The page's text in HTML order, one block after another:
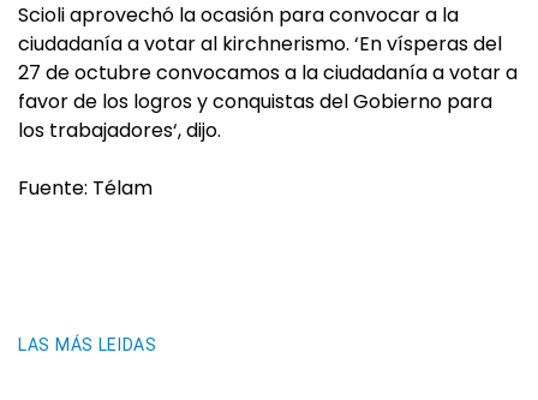
Scioli aprovechó la ocasión para convocar a la
ciudadanía a votar al kirchnerismo. ‘En vísperas del
27 de octubre convocamos a la ciudadanía a votar a
favor de los logros y conquistas del Gobierno para
los trabajadores‘, dijo.
Fuente: Télam
LAS MÁS LEIDAS